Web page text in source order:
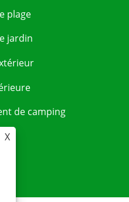
plage
jardin
de camping
X